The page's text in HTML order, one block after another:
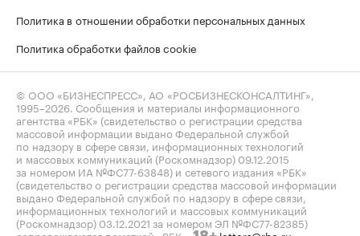
Политика в отношении обработки персональных данных
Политика обработки файлов cookie
© ООО «БИЗНЕСПРЕСС», АО «РОСБИЗНЕСКОНСАЛТИНГ»,
1995–2026 . Сообщения и материалы информационного
агентства «РБК» (свидетельство о регистрации средства
массовой информации выдано Федеральной службой
по надзору в сфере связи, информационных технологий
и массовых коммуникаций (Роскомнадзор) 09.12.2015
за номером ИА №ФС77-63848) и сетевого издания «РБК»
(свидетельство о регистрации средства массовой информации
выдано Федеральной службой по надзору в сфере связи,
информационных технологий и массовых коммуникаций
(Роскомнадзор) 03.12.2021 за номером ЭЛ №ФС77-82385)